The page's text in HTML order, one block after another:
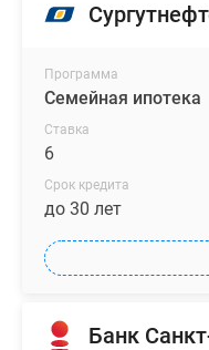
Программа
Семейная ипотека
Ставка
6
Срок кредита
до 30 лет
Банк